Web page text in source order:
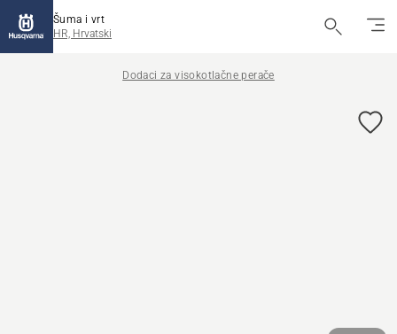
Šuma i vrt
HR, Hrvatski
Dodaci za visokotlačne perače